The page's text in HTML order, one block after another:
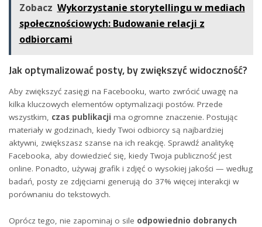
Zobacz Wykorzystanie storytellingu w mediach
społecznościowych: Budowanie relacji z
odbiorcami
Jak optymalizować ‌posty, by zwiększyć widoczność?
Aby ​zwiększyć zasięgi na Facebooku, ‍warto‍ zwrócić uwagę ‌na‌
kilka kluczowych elementów‌ optymalizacji postów. Przede⁤
wszystkim,⁣ czas publikacji ma ogromne znaczenie.⁣ Postując‌
materiały‌ w godzinach, ⁢kiedy Twoi​ odbiorcy są⁣ najbardziej
aktywni, ‌zwiększasz szanse​ na‌ ich reakcję. Sprawdź analitykę
Facebooka, aby dowiedzieć się, kiedy‌ Twoja publiczność jest
⁣online. Ponadto, używaj grafik i zdjęć‍ o⁢ wysokiej ⁤jakości —⁢ według⁢
badań, posty ze zdjęciami ⁣generują do 37% więcej interakcji w
porównaniu do tekstowych.
Oprócz tego,⁣ nie zapominaj⁤ o sile odpowiednio ⁣dobranych